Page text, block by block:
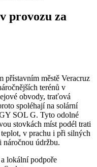
provozu za
přístavním městě Veracruz
terénů v
obvody, traťová
spoléhají na solární
SOL G. Tyto odolné
stovkách míst podél trati
v prachu i při silných
údržbu.